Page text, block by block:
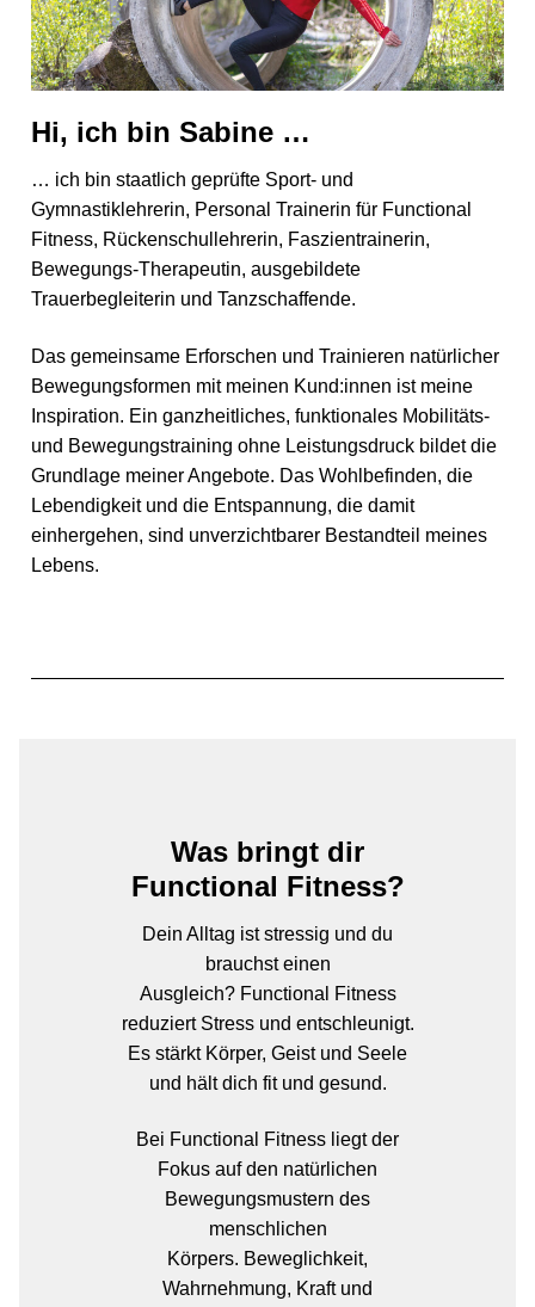
Hi, ich bin Sabine …
… ich bin staatlich geprüfte Sport- und
Gymnastiklehrerin, Personal Trainerin für Functional
Fitness, Rückenschullehrerin, Faszientrainerin,
Bewegungs-Therapeutin, ausgebildete
Trauerbegleiterin und Tanzschaffende.
Das gemeinsame Erforschen und Trainieren natürlicher
Bewegungsformen mit meinen Kund:innen ist meine
Inspiration. Ein ganzheitliches, funktionales Mobilitäts-
und Bewegungstraining ohne Leistungsdruck bildet die
Grundlage meiner Angebote. Das Wohlbefinden, die
Lebendigkeit und die Entspannung, die damit
einhergehen, sind unverzichtbarer Bestandteil meines
Lebens.
Was bringt dir
Functional Fitness?
Dein Alltag ist stressig und du
brauchst einen
Ausgleich? Functional Fitness
reduziert Stress und entschleunigt.
Es stärkt Körper, Geist und Seele
und hält dich fit und gesund.
Bei Functional Fitness liegt der
Fokus auf den natürlichen
Bewegungsmustern des
menschlichen
Körpers. Beweglichkeit,
Wahrnehmung, Kraft und